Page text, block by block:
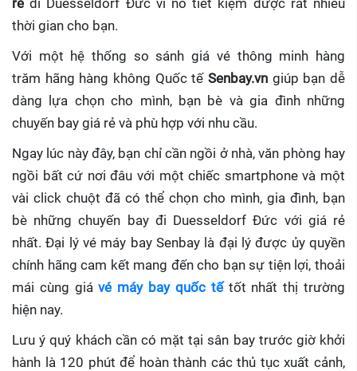
rẻđi Duesseldorf Đức vì nó tiết kiệm được rất nhiều
thời gian cho bạn.
Với một hệ thống so sánh giá vé thông minh hàng
trăm hãng hàng không Quốc tế Senbay.vn giúp bạn dễ
dàng lựa chọn cho mình, bạn bè và gia đình những
chuyến bay giá rẻ và phù hợp với nhu cầu.
Ngay lúc này đây, bạn chỉ cần ngồi ở nhà, văn phòng hay
ngồi bất cứ nơi đâu với một chiếc smartphone và một
vài click chuột đã có thể chọn cho mình, gia đình, bạn
bè những chuyến bay đi Duesseldorf Đức với giá rẻ
nhất. Đại lý vé máy bay Senbay là đại lý được ủy quyền
chính hãng cam kết mang đến cho bạn sự tiện lợi, thoải
mái cùng giávé máy bay quốc tế tốt nhất thị trường
hiện nay.
Lưu ý quý khách cần có mặt tại sân bay trước giờ khởi
hành là 120 phút để hoàn thành các thủ tục xuất cảnh,